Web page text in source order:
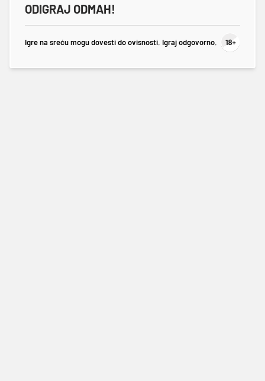
ODIGRAJ ODMAH!
Igre na sreću mogu dovesti do ovisnosti. Igraj odgovorno.